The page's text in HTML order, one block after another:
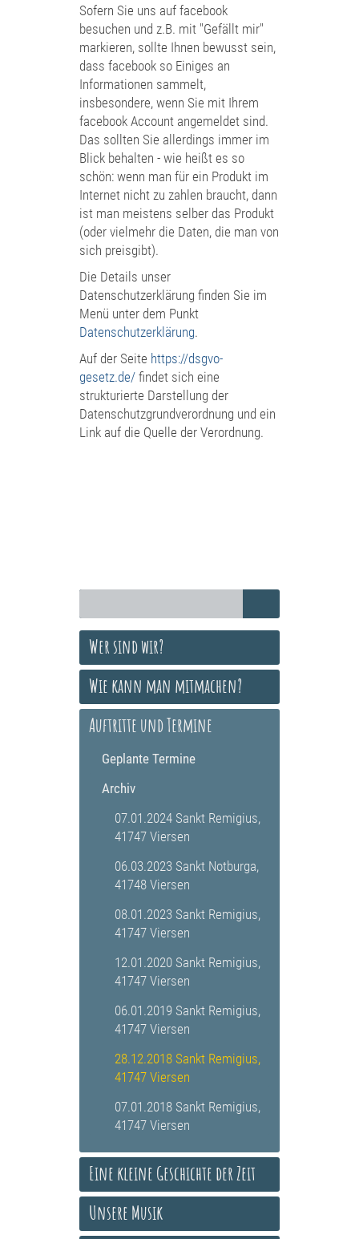
Sofern Sie uns auf facebook
besuchen und z.B. mit "Gefällt mir"
markieren, sollte Ihnen bewusst sein,
dass facebook so Einiges an
Informationen sammelt,
insbesondere, wenn Sie mit Ihrem
facebook Account angemeldet sind.
Das sollten Sie allerdings immer im
Blick behalten - wie heißt es so
schön: wenn man für ein Produkt im
Internet nicht zu zahlen braucht, dann
ist man meistens selber das Produkt
(oder vielmehr die Daten, die man von
sich preisgibt).
Die Details unser
Datenschutzerklärung finden Sie im
Menü unter dem Punkt
Datenschutzerklärung.
Auf der Seite https://dsgvo-
gesetz.de/ findet sich eine
strukturierte Darstellung der
Datenschutzgrundverordnung und ein
Link auf die Quelle der Verordnung.
Wer sind wir?
Wie kann man mitmachen?
Auftritte und Termine
Geplante Termine
Archiv
07.01.2024 Sankt Remigius,
41747 Viersen
06.03.2023 Sankt Notburga,
41748 Viersen
08.01.2023 Sankt Remigius,
41747 Viersen
12.01.2020 Sankt Remigius,
41747 Viersen
06.01.2019 Sankt Remigius,
41747 Viersen
28.12.2018 Sankt Remigius,
41747 Viersen
07.01.2018 Sankt Remigius,
41747 Viersen
Eine kleine Geschichte der Zeit
Unsere Musik